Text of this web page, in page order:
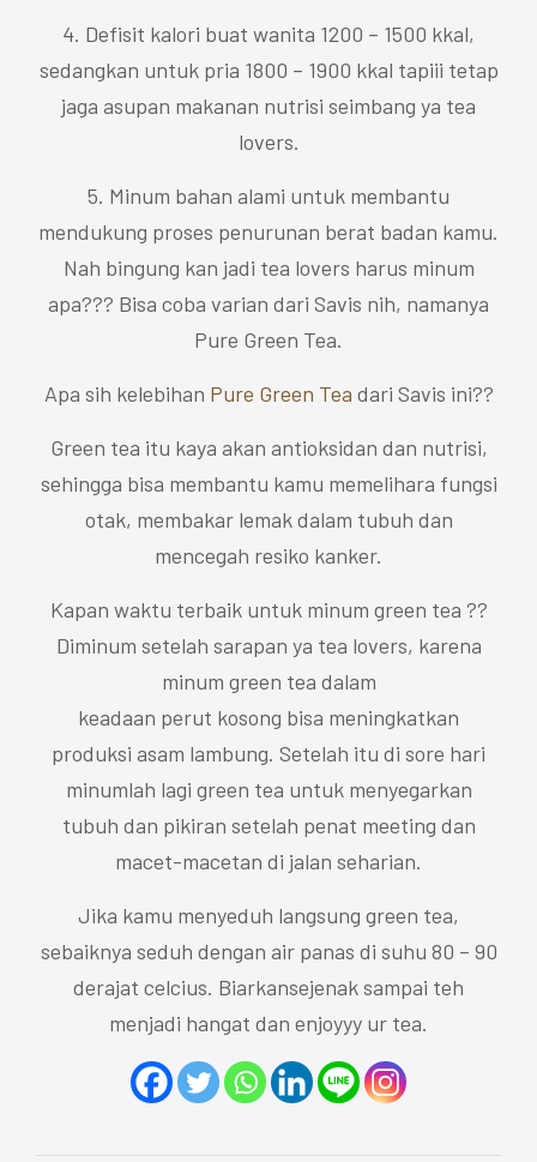
4. Defisit kalori buat wanita 1200 – 1500 kkal,
sedangkan untuk pria 1800 – 1900 kkal tapiii tetap
jaga asupan makanan nutrisi seimbang ya tea
lovers.
5. Minum bahan alami untuk membantu
mendukung proses penurunan berat badan kamu.
Nah bingung kan jadi tea lovers harus minum
apa??? Bisa coba varian dari Savis nih, namanya
Pure Green Tea.
Apa sih kelebihan Pure Green Tea dari Savis ini??
Green tea itu kaya akan antioksidan dan nutrisi,
sehingga bisa membantu kamu memelihara fungsi
otak, membakar lemak dalam tubuh dan
mencegah resiko kanker.
Kapan waktu terbaik untuk minum green tea ??
Diminum setelah sarapan ya tea lovers, karena
minum green tea dalam
keadaan perut kosong bisa meningkatkan
produksi asam lambung. Setelah itu di sore hari
minumlah lagi green tea untuk menyegarkan
tubuh dan pikiran setelah penat meeting dan
macet-macetan di jalan seharian.
Jika kamu menyeduh langsung green tea,
sebaiknya seduh dengan air panas di suhu 80 – 90
derajat celcius. Biarkansejenak sampai teh
menjadi hangat dan enjoyyy ur tea.